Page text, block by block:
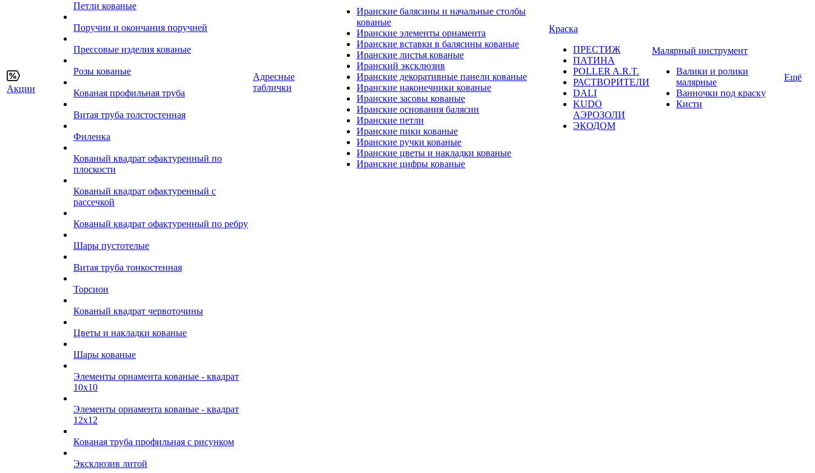
Акции
Петли кованые
Поручни и окончания поручней
Прессовые изделия кованые
Розы кованые
Кованая профильная труба
Витая труба толстостенная
Филенка
Кованый квадрат офактуренный по
плоскости
Кованый квадрат офактуренный с
рассечкой
Кованый квадрат офактуренный по ребру
Шары пустотелые
Витая труба тонкостенная
Торсион
Кованый квадрат червоточины
Цветы и накладки кованые
Шары кованые
Элементы орнамента кованые - квадрат
10х10
Элементы орнамента кованые - квадрат
12х12
Кованая труба профильная с рисунком
Эксклюзив литой
Адресные
таблички
Иранские балясины и начальные столбы
кованые
Иранские элементы орнамента
Иранские вставки в балясины кованые
Иранские листья кованые
Иранский эксклюзив
Иранские декоративные панели кованые
Иранские наконечники кованые
Иранские засовы кованые
Иранские основания балясин
Иранские петли
Иранские пики кованые
Иранские ручки кованые
Иранские цветы и накладки кованые
Иранские цифры кованые
Краска
ПРЕСТИЖ
ПАТИНА
POLLER A.R.T.
РАСТВОРИТЕЛИ
DALI
KUDO
АЭРОЗОЛИ
ЭКОДОМ
Малярный инструмент
Валики и ролики
малярные
Ванночки под краску
Кисти
Ещё